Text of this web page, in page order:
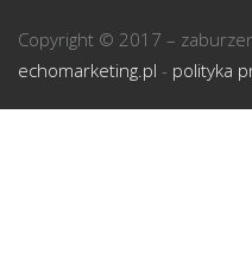
Copyright © 2017 –
echomarketing.pl - polityka